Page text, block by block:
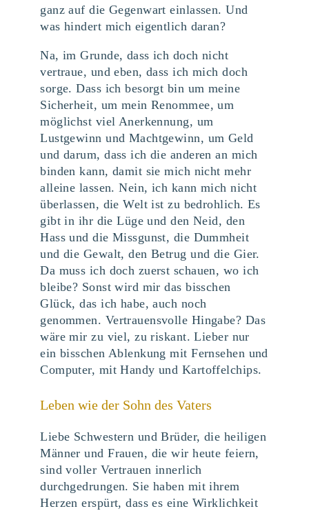
ganz auf die Gegenwart einlassen. Und
was hindert mich eigentlich daran?
Na, im Grunde, dass ich doch nicht
vertraue, und eben, dass ich mich doch
sorge. Dass ich besorgt bin um meine
Sicherheit, um mein Renommee, um
möglichst viel Anerkennung, um
Lustgewinn und Machtgewinn, um Geld
und darum, dass ich die anderen an mich
binden kann, damit sie mich nicht mehr
alleine lassen. Nein, ich kann mich nicht
überlassen, die Welt ist zu bedrohlich. Es
gibt in ihr die Lüge und den Neid, den
Hass und die Missgunst, die Dummheit
und die Gewalt, den Betrug und die Gier.
Da muss ich doch zuerst schauen, wo ich
bleibe? Sonst wird mir das bisschen
Glück, das ich habe, auch noch
genommen. Vertrauensvolle Hingabe? Das
wäre mir zu viel, zu riskant. Lieber nur
ein bisschen Ablenkung mit Fernsehen und
Computer, mit Handy und Kartoffelchips.
Leben wie der Sohn des Vaters
Liebe Schwestern und Brüder, die heiligen
Männer und Frauen, die wir heute feiern,
sind voller Vertrauen innerlich
durchgedrungen. Sie haben mit ihrem
Herzen erspürt, dass es eine Wirklichkeit